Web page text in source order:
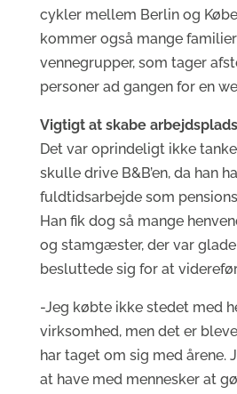
cykler mellem Berlin og
kommer også mange
vennegrupper, som tager
personer ad gangen for en
Vigtigt at skabe
Det var oprindeligt ikke
skulle drive B&B’en, da han
fuldtidsarbejde som
Han fik dog så mange
og stamgæster, der var
besluttede sig for at
-Jeg købte ikke stedet med
virksomhed, men det er
har taget om sig med årene.
at have med mennesker at